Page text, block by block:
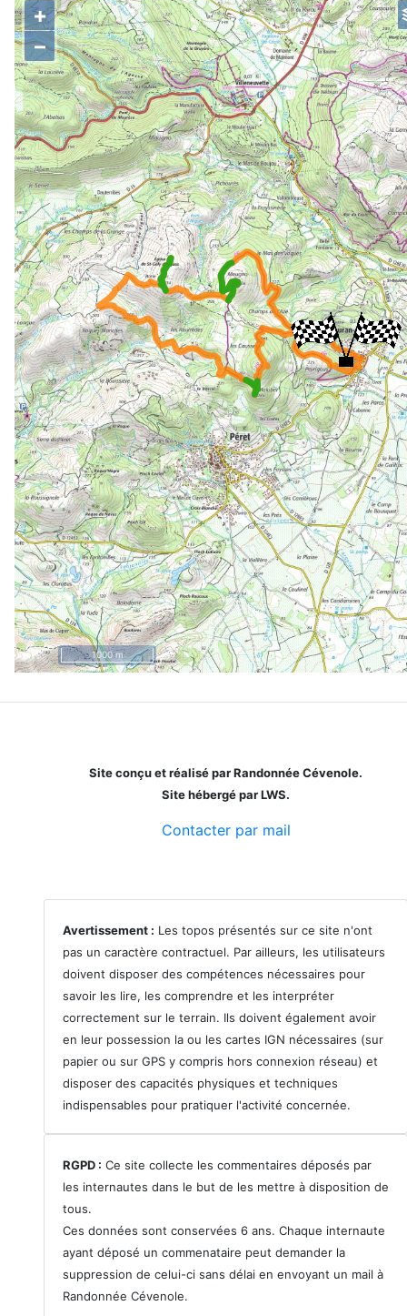
+
–
esthétique
tracé GPS
carte ign
1000 m
Site conçu et réalisé par Randonnée Cévenole.
Site hébergé par LWS.
Contacter par mail
Avertissement : Les topos présentés sur ce site n'ont
pas un caractère contractuel. Par ailleurs, les utilisateurs
doivent disposer des compétences nécessaires pour
savoir les lire, les comprendre et les interpréter
correctement sur le terrain. Ils doivent également avoir
en leur possession la ou les cartes IGN nécessaires (sur
papier ou sur GPS y compris hors connexion réseau) et
disposer des capacités physiques et techniques
indispensables pour pratiquer l'activité concernée.
RGPD : Ce site collecte les commentaires déposés par
les internautes dans le but de les mettre à disposition de
tous.
Ces données sont conservées 6 ans. Chaque internaute
ayant déposé un commenataire peut demander la
suppression de celui-ci sans délai en envoyant un mail à
Randonnée Cévenole.